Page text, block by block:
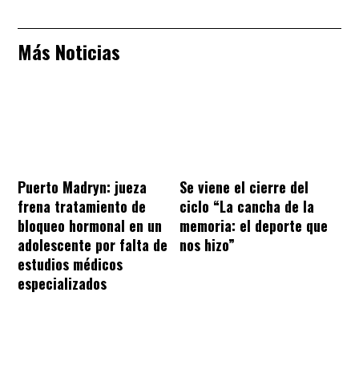
Más Noticias
Puerto Madryn: jueza
frena tratamiento de
bloqueo hormonal en un
adolescente por falta de
estudios médicos
especializados
Se viene el cierre del
ciclo “La cancha de la
memoria: el deporte que
nos hizo”